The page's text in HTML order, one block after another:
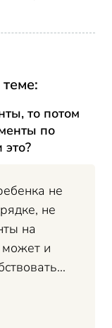
то потом
по
не
не
на
может и